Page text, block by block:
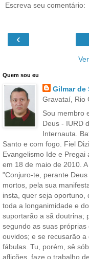
Escreva seu comentário:
‹
Quem sou eu
Gilmar de
Gravataí, Rio
Sou membro
Deus - IURD
Internauta.
Santo e com fogo. Fiel
Evangelismo Ide e
em 18 de maio de 2010.
"Conjuro-te, perante
mortos, pela sua
insta, quer seja oportuno,
toda a longanimidade e
suportarão a sã doutrina;
segundo as suas
ouvidos; e se recusarão
fábulas. Tu, porém, sê
aflições, faze o trabalho